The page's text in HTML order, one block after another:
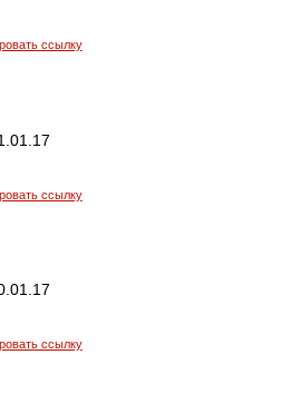
ссылку
ссылку
ссылку